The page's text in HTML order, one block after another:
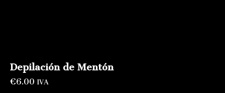
Depilación de Mentón
€6.00 IVA